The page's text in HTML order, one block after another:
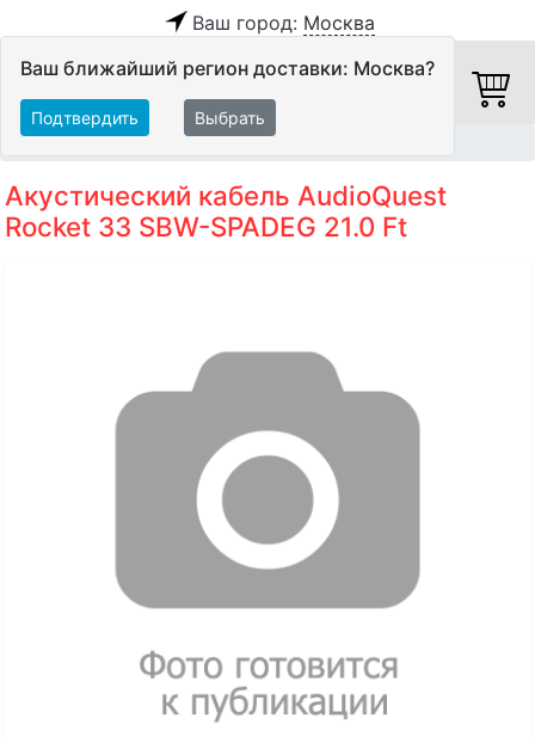
Ваш город: Москва
Ваш ближайший регион доставки: Москва?
Подтвердить Выбрать
Акустический кабель AudioQuest
Rocket 33 SBW-SPADEG 21.0 Ft